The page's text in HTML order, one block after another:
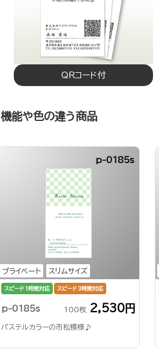
QRコード付
機能や色の違う商品
プライベート スリムサイズ
p-0185s
スピード1時間対応 スピード3時間対応
p-0185s 100枚 2,530円
パステルカラーの市松模様♪